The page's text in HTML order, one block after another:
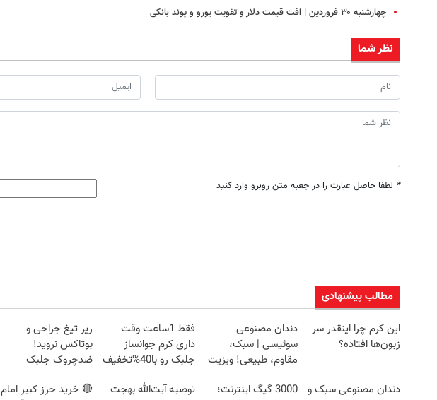
چهارشنبه ۳۰ فروردین | افت قیمت دلار و تقویت یورو و پوند بانکی
نظر شما
* لطفا حاصل عبارت را در جعبه متن روبرو وارد کنید
مطالب پیشنهادی
این کرم چرا اینقدر سر
زبون‌ها افتاده؟
دندان مصنوعی
سوئیسی | سبک،
مقاوم، طبیعی! ویزیت
اقساطی😍
فقط 1ساعت وقت
داری کرم جوانساز
جلبک رو با40%تخفیف
زیر تیغ جراحی و
بوتاکس نروید!
ضدچروک جلبک
دندان مصنوعی سبک و
3000 گیگ اینترنت؛
توصیه آیت‌الله بهجت
🔴 خرید حرز کبیر امام